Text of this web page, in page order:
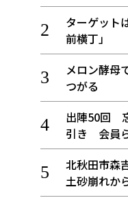
ターゲット
前横丁」
メロン酵母
つがる
出陣50回
引き 会員
北秋田市森
土砂崩れか